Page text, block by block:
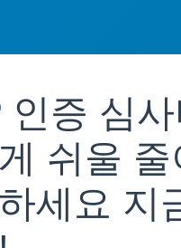
인증 심
쉬울
세요 지